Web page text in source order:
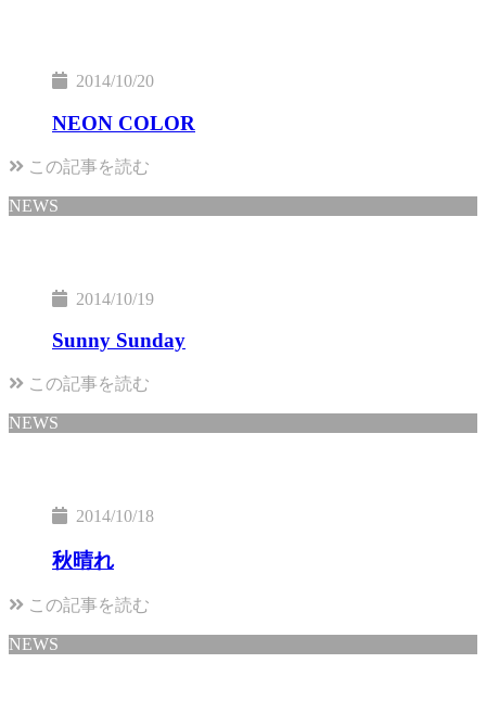
2014/10/20
NEON COLOR
この記事を読む
NEWS
2014/10/19
Sunny Sunday
この記事を読む
NEWS
2014/10/18
秋晴れ
この記事を読む
NEWS